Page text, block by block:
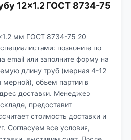
12×1.2 ГОСТ 8734-75
мм ГОСТ 8734-75 20
позвоните по
email или заполните форму на
длину труб (мерная 4-12
мерной), объем партии в
доставки. Менеджер
предоставит
стоимость доставки и
Согласуем все условия,